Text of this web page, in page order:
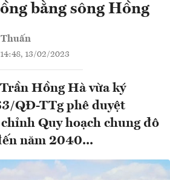
bằng sông Hồng
14:48, 13/02/2023
Hồng Hà vừa ký
QĐ-TTg phê duyệt
Quy hoạch chung đô
năm 2040...